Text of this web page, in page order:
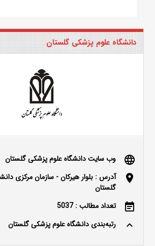
دانشگاه علوم پزشکی گلستان
language وب سایت دانشگاه علوم پزشکی گلستان
location_on
آدرس : بلوار هیرکان - سازمان مرکزی
گلستان
event_note تعداد مطالب : 5037
keyboard_arrow_up رتبه‌بندی دانشگاه علوم پزشکی گلستان